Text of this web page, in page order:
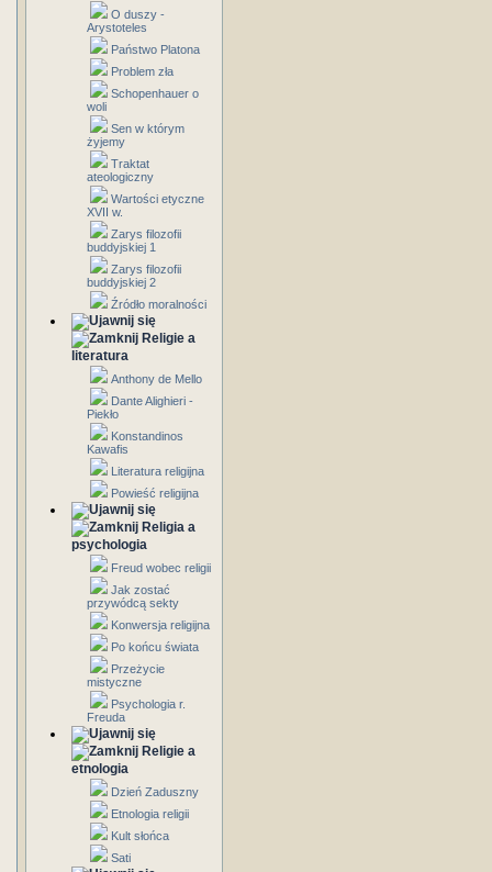
O duszy -
Arystoteles
Państwo Platona
Problem zła
Schopenhauer o
woli
Sen w którym
żyjemy
Traktat
ateologiczny
Wartości etyczne
XVII w.
Zarys filozofii
buddyjskiej 1
Zarys filozofii
buddyjskiej 2
Źródło moralności
Religie a
literatura
Anthony de Mello
Dante Alighieri -
Piekło
Konstandinos
Kawafis
Literatura religijna
Powieść religijna
Religia a
psychologia
Freud wobec religii
Jak zostać
przywódcą sekty
Konwersja religijna
Po końcu świata
Przeżycie
mistyczne
Psychologia r.
Freuda
Religie a
etnologia
Dzień Zaduszny
Etnologia religii
Kult słońca
Sati